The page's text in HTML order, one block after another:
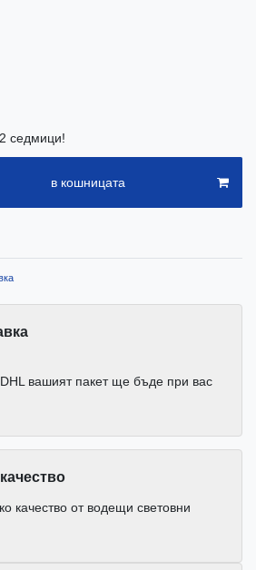
седмици!
в кошницата
вашият пакет ще бъде при вас
качество от водещи световни